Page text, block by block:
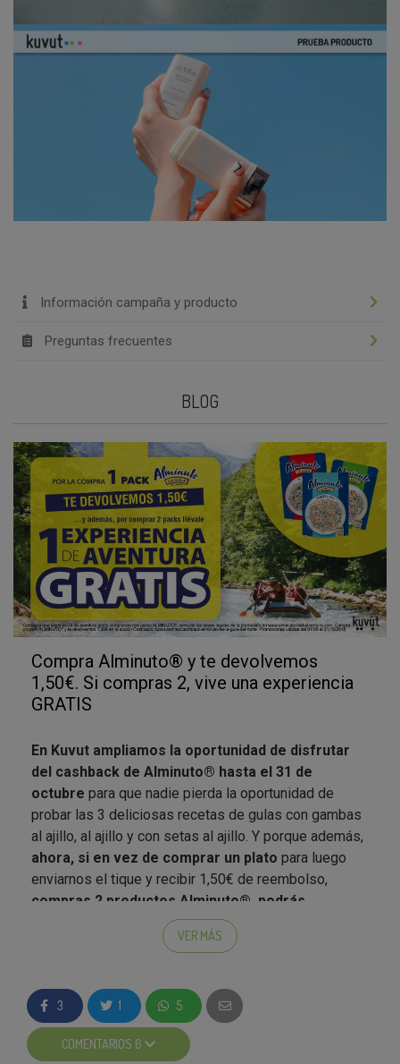
Información campaña y producto
Preguntas frecuentes
BLOG
Compra Alminuto® y te devolvemos
1,50€. Si compras 2, vive una experiencia
GRATIS
En Kuvut ampliamos la oportunidad de disfrutar
del cashback de Alminuto® hasta el 31 de
octubre para que nadie pierda la oportunidad de
probar las 3 deliciosas recetas de gulas con gambas
al ajillo, al ajillo y con setas al ajillo. Y porque además,
ahora, si en vez de comprar un plato para luego
enviarnos el tique y recibir 1,50€ de reembolso,
compras 2 productos Alminuto®, podrás
conseguir también un regalo directo
experiencias: una aventura gratis.
directos x 1 :)
Por la compra de 1 plato de gulas Alminuto®, en
Kuvut te devolvemos 1,50€
VER MÁS
3 1 5
COMENTARIOS 6